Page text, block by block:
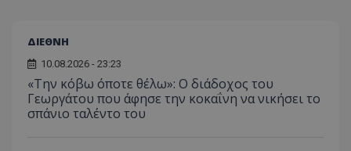
ΔΙΕΘΝΗ
10.08.2026 - 23:23
«Την κόβω όποτε θέλω»: Ο διάδοχος του
Γεωργάτου που άφησε την κοκαΐνη να νικήσει το
σπάνιο ταλέντο του